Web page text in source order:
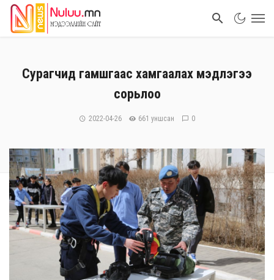
Сурагчид гамшгаас хамгаалах мэдлэгээ
сорьлоо
2022-04-26 661 уншсан 0